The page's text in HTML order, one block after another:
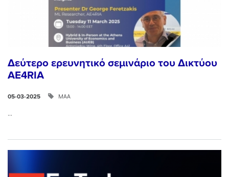
Δεύτερο ερευνητικό σεμινάριο του Δικτύου
AE4RIA
05-03-2025 ΜΑΑ
...